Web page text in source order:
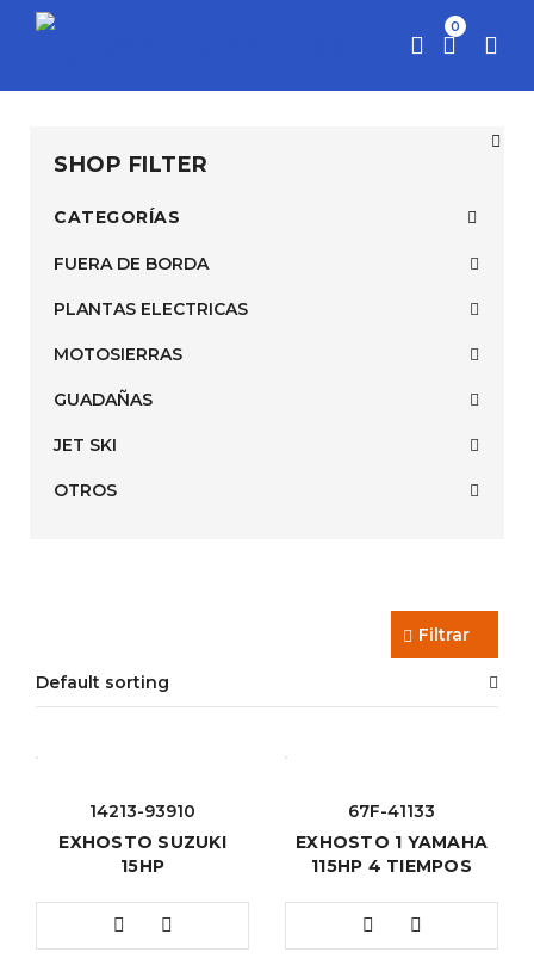
0
SHOP FILTER
CATEGORÍAS
FUERA DE BORDA
PLANTAS ELECTRICAS
MOTOSIERRAS
GUADAÑAS
JET SKI
OTROS
Filtrar
Default sorting
14213-93910
EXHOSTO SUZUKI
15HP
67F-41133
EXHOSTO 1 YAMAHA
115HP 4 TIEMPOS